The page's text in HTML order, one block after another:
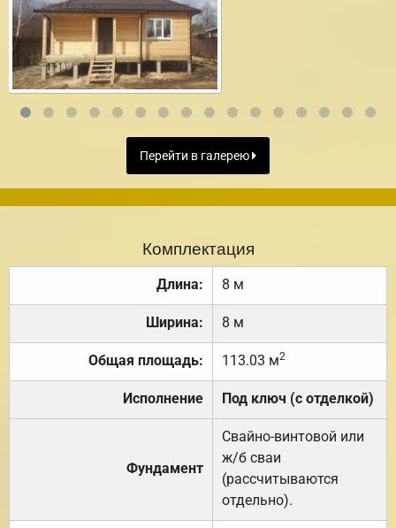
Перейти в галерею
Комплектация
Длина: 8 м
Ширина: 8 м
Общая площадь: 113.03 м2
Исполнение Под ключ (с отделкой)
Фундамент
Свайно-винтовой или
ж/б сваи
(рассчитываются
отдельно).